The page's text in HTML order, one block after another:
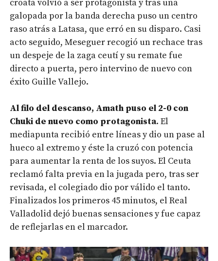
croata volvió a ser protagonista y tras una
galopada por la banda derecha puso un centro
raso atrás a Latasa, que erró en su disparo. Casi
acto seguido, Meseguer recogió un rechace tras
un despeje de la zaga ceutí y su remate fue
directo a puerta, pero intervino de nuevo con
éxito Guille Vallejo.
Al filo del descanso, Amath puso el 2-0 con
Chuki de nuevo como protagonista. El
mediapunta recibió entre líneas y dio un pase al
hueco al extremo y éste la cruzó con potencia
para aumentar la renta de los suyos. El Ceuta
reclamó falta previa en la jugada pero, tras ser
revisada, el colegiado dio por válido el tanto.
Finalizados los primeros 45 minutos, el Real
Valladolid dejó buenas sensaciones y fue capaz
de reflejarlas en el marcador.